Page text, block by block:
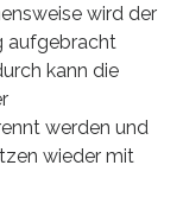
wird der
aufgebracht
kann die
werden und
wieder mit